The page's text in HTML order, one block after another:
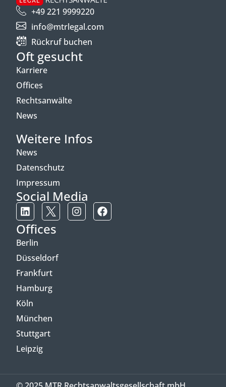
+49 221 9999220
info@mtrlegal.com
Rückruf buchen
Oft gesucht
Karriere
Offices
Rechtsanwälte
News
Weitere Infos
News
Datenschutz
Impressum
Social Media
Offices
Berlin
Düsseldorf
Frankfurt
Hamburg
Köln
München
Stuttgart
Leipzig